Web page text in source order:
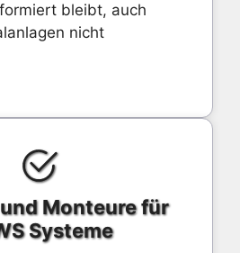
bleibt, auch
nicht
Monteure für
Systeme